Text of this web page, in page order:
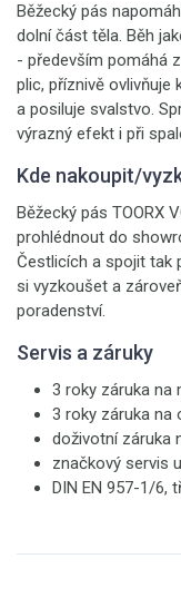
Běžecký pás
dolní část těla. Běh
- především pomáhá
plic, příznivě ovlivňuje
a posiluje svalstvo.
výrazný efekt i při
Kde nakoupit/
Běžecký pás TOORX
prohlédnout do
Čestlicích a spojit tak
si vyzkoušet a
poradenství.
Servis a záruky
3 roky záruka na
3 roky záruka na
doživotní záruka
značkový servis
DIN EN 957-1/6,